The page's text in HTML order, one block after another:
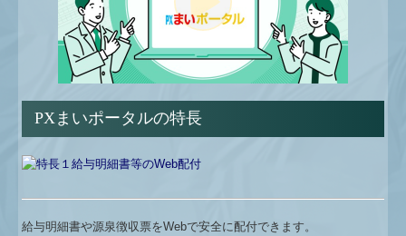
FX4クラウド
補助金・助成金・融資情報
関与先向け融資商品ご紹介
経営革新等支援機関とは
PXまいポータルの特長
給与明細書や源泉徴収票をWebで安全に配付できます。